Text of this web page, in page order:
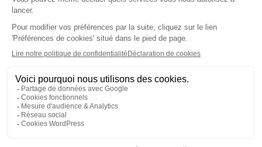
Ski et snowboard
Avec 26 pistes, dont 14 éclairées pour le ski nocturne,
et un vaste système d’enneigement artificiel, Grouse
amateurs de sports d’hiver. Le domaine skiable offre
des vues imprenables sur Vancouver, et les chutes de
neige moyennes garantissent une expérience